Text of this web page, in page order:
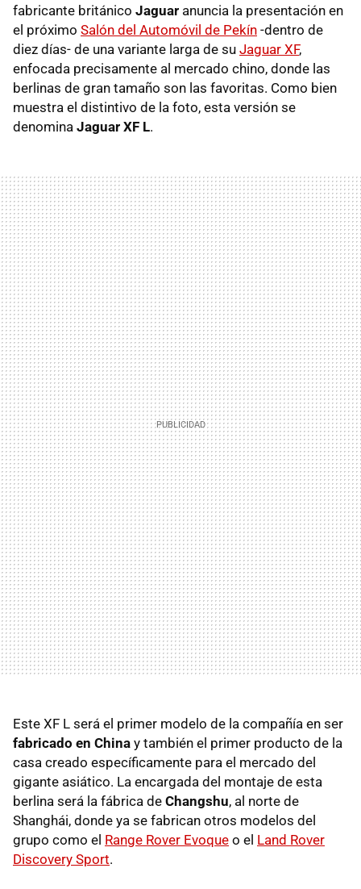
fabricante británico Jaguar anuncia la presentación en
el próximo Salón del Automóvil de Pekín -dentro de
diez días- de una variante larga de su Jaguar XF,
enfocada precisamente al mercado chino, donde las
berlinas de gran tamaño son las favoritas. Como bien
muestra el distintivo de la foto, esta versión se
denomina Jaguar XF L.
Este XF L será el primer modelo de la compañía en ser
fabricado en China y también el primer producto de la
casa creado específicamente para el mercado del
gigante asiático. La encargada del montaje de esta
berlina será la fábrica de Changshu, al norte de
Shanghái, donde ya se fabrican otros modelos del
grupo como el Range Rover Evoque o el Land Rover
Discovery Sport.